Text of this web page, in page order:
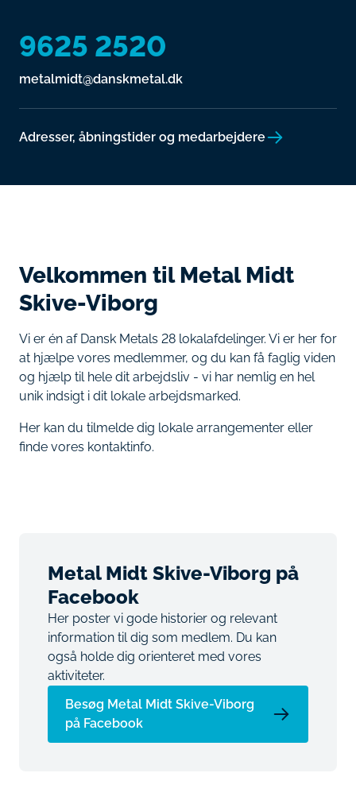
9625 2520
metalmidt@danskmetal.dk
Adresser, åbningstider og medarbejdere
Velkommen til Metal Midt
Skive-Viborg
Vi er én af Dansk Metals 28 lokalafdelinger. Vi er her for
at hjælpe vores medlemmer, og du kan få faglig viden
og hjælp til hele dit arbejdsliv - vi har nemlig en hel
unik indsigt i dit lokale arbejdsmarked.
Her kan du tilmelde dig lokale arrangementer eller
finde vores kontaktinfo.
Metal Midt Skive-Viborg på
Facebook
Her poster vi gode historier og relevant
information til dig som medlem. Du kan
også holde dig orienteret med vores
aktiviteter.
Besøg Metal Midt Skive-Viborg
på Facebook